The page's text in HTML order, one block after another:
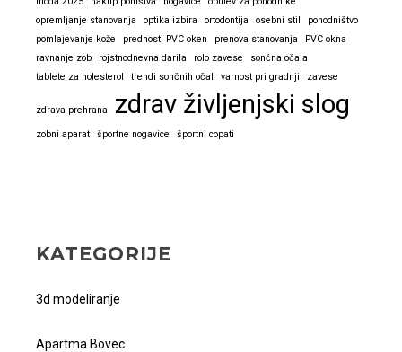
opremljanje stanovanja
optika izbira ortodontija osebni stil
pohodništvo
pomlajevanje kože
prednosti PVC oken prenova stanovanja
PVC okna
ravnanje zob
rojstnodnevna darila rolo zavese
sončna očala
tablete za holesterol
trendi sončnih očal varnost pri gradnji zavese
zdrava prehrana zdrav življenjski slog
zobni aparat športne nogavice športni copati
KATEGORIJE
3d modeliranje
Apartma Bovec